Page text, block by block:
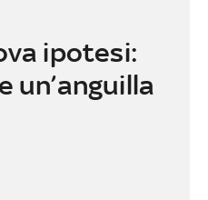
ipotesi:
un’anguilla